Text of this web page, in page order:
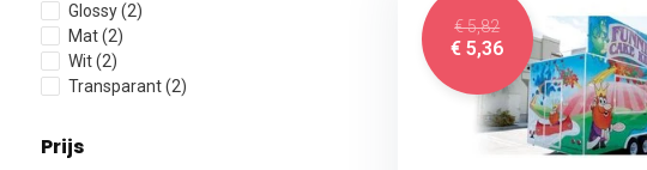
Glossy(2)
Mat(2)
Wit(2)
Transparant(2)
Prijs
€ 5,82
€ 5,36